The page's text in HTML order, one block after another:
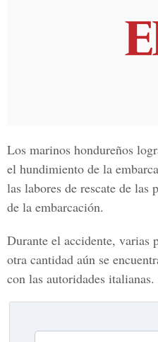
Los marinos hondureños
el hundimiento de la
las labores de rescate de las
de la embarcación.
Durante el accidente, varias
otra cantidad aún se
con las autoridades italianas.